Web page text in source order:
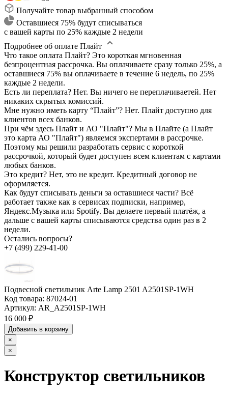
Получайте товар выбранный способом
Оставшиеся 75% будут списываться
с вашей карты по 25% каждые 2 недели
Подробнее об оплате Плайт
Что такое оплата Плайт? Это короткая мгновенная
безпроцентная рассрочка. Вы оплачиваете сразу только 25%, а
оставшиеся 75% вы оплачиваете в течение 6 недель, по 25%
каждые 2 недели.
Есть ли переплата? Нет. Вы ничего не переплачиваетей. Нет
никаких скрытых комиссий.
Мне нужно иметь карту “Плайт”? Нет. Плайт доступно для
клиентов всех банков.
При чём здесь Плайт и АО "Плайт"? Мы в Плайте (а Плайт
это карта АО "Плайт") являемся экспертами в рассрочке.
Поэтому мы решили разработать сервис с короткой
рассрочкой, который будет доступен всем клиентам с картами
любых банков.
Это кредит? Нет, это не кредит. Кредитный договор не
оформляется.
Как будут списывать деньги за оставшиеся части? Всё
работает также как в сервисах подписки, например,
Яндекс.Музыка или Spotify. Вы делаете первый платёж, а
дальше с вашей карты списываются средства один раз в 2
недели.
Остались вопросы?
+7 (499) 229-41-00
Подвесной светильник Arte Lamp 2501 A2501SP-1WH
Код товара: 87024-01
Артикул: AR_A2501SP-1WH
16 000 ₽
Добавить в корзину
×
×
Конструктор светильников